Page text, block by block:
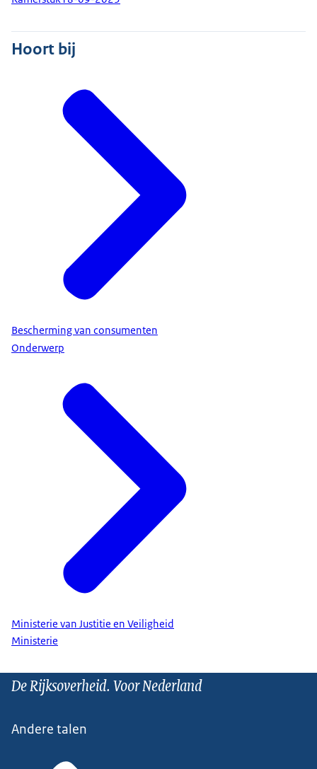
Hoort bij
Bescherming van consumenten
Onderwerp
Ministerie van Justitie en Veiligheid
Ministerie
De Rijksoverheid. Voor Nederland
Andere talen